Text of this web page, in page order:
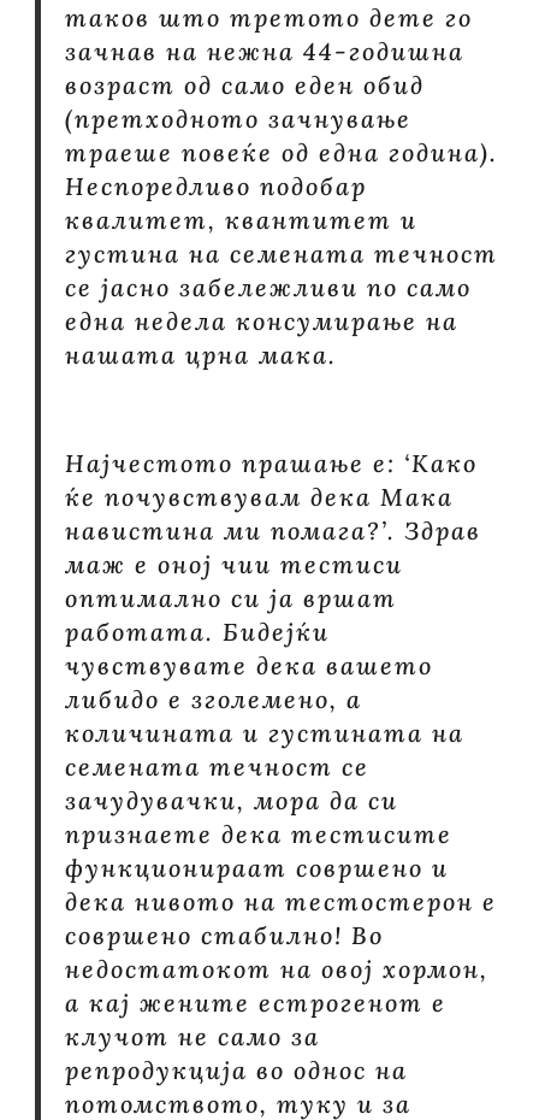
таков што третото дете го
зачнав на нежна 44-годишна
возраст од само еден обид
(претходното зачнување
траеше повеќе од една година).
Неспоредливо подобар
квалитет, квантитет и
густина на семената течност
се јасно забележливи по само
една недела консумирање на
нашата црна мака.
Најчестото прашање е: ‘Како
ќе почувствувам дека Мака
навистина ми помага?’. Здрав
маж е оној чии тестиси
оптимално си ја вршат
работата. Бидејќи
чувствувате дека вашето
либидо е зголемено, а
количината и густината на
семената течност се
зачудувачки, мора да си
признаете дека тестисите
функционираат совршено и
дека нивото на тестостерон е
совршено стабилно! Во
недостатокот на овој хормон,
а кај жените естрогенот е
клучот не само за
репродукција во однос на
потомството, туку и за